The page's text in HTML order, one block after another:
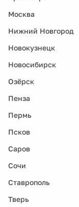
Москва
Нижний Новгород
Новокузнецк
Новосибирск
Озёрск
Пенза
Пермь
Псков
Саров
Сочи
Ставрополь
Тверь